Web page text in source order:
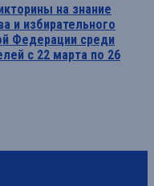
на знание
и избирательного
Федерации среди
с 22 марта по 26